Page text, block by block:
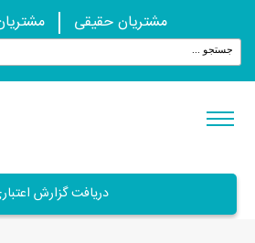
مشتریان حقیقی
دریافت گزارش